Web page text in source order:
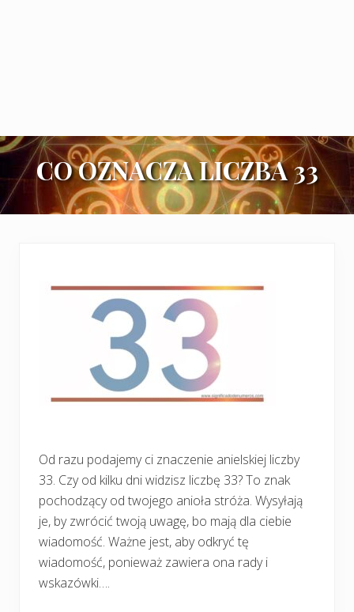
CO OZNACZA LICZBA 33
Od razu podajemy ci znaczenie anielskiej liczby
33. Czy od kilku dni widzisz liczbę 33? To znak
pochodzący od twojego anioła stróża. Wysyłają
je, by zwrócić twoją uwagę, bo mają dla ciebie
wiadomość. Ważne jest, aby odkryć tę
wiadomość, ponieważ zawiera ona rady i
wskazówki….